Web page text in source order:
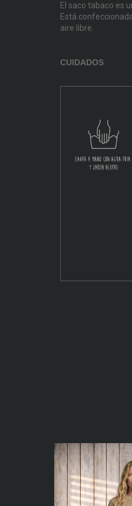
El saco tabaco es
Está
aire libre.
CUIDADOS